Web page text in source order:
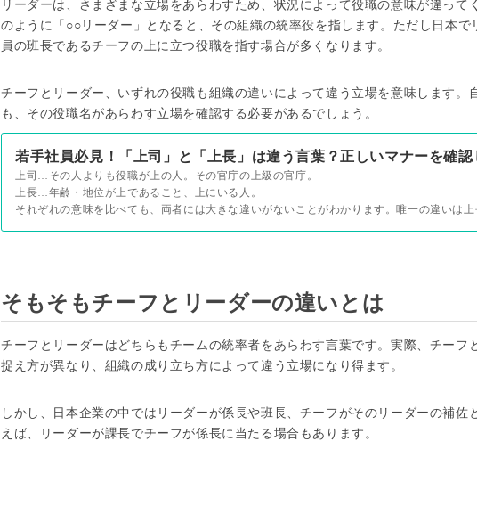
リーダーは、さまざまな立場をあらわすため、状況によって役職の意味が違って
のように「○○リーダー」となると、その組織の統率役を指します。ただし日本
員の班長であるチーフの上に立つ役職を指す場合が多くなります。
チーフとリーダー、いずれの役職も組織の違いによって違う立場を意味します。
も、その役職名があらわす立場を確認する必要があるでしょう。
若手社員必見！「上司」と「上長」は違う言葉？正しいマナーを確認
上司…その人よりも役職が上の人。その官庁の上級の官庁。
上長…年齢・地位が上であること、上にいる人。
それぞれの意味を比べても、両者には大きな違いがないことがわかります。唯一の違いは
そもそもチーフとリーダーの違いとは
チーフとリーダーはどちらもチームの統率者をあらわす言葉です。実際、チーフ
捉え方が異なり、組織の成り立ち方によって違う立場になり得ます。
しかし、日本企業の中ではリーダーが係長や班長、チーフがそのリーダーの補佐
えば、リーダーが課長でチーフが係長に当たる場合もあります。